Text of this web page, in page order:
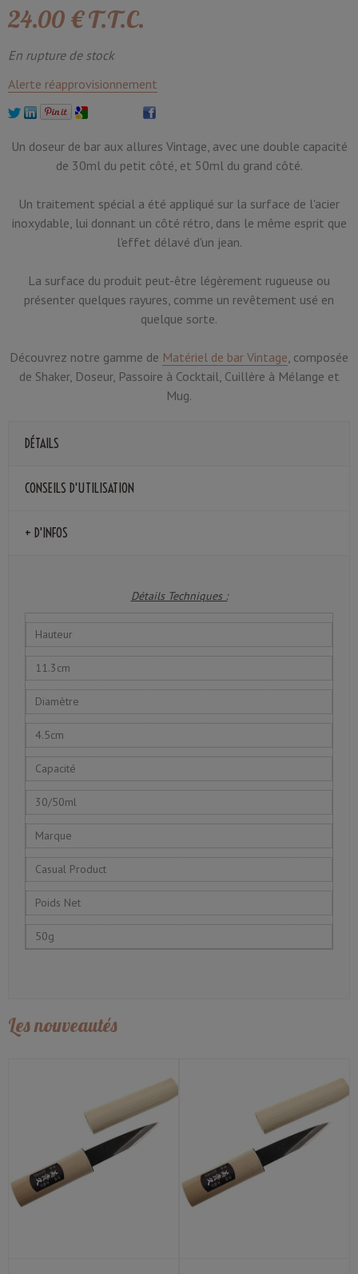
24.00 €T.T.C.
En rupture de stock
Alerte réapprovisionnement
Un doseur de bar aux allures Vintage, avec une double capacité
de 30ml du petit côté, et 50ml du grand côté.
Un traitement spécial a été appliqué sur la surface de l'acier
inoxydable, lui donnant un côté rétro, dans le même esprit que
l'effet délavé d'un jean.
La surface du produit peut-être légèrement rugueuse ou
présenter quelques rayures, comme un revêtement usé en
quelque sorte.
Découvrez notre gamme de Matériel de bar Vintage , composée
de Shaker, Doseur, Passoire à Cocktail, Cuillère à Mélange et
Mug.
DÉTAILS
CONSEILS D'UTILISATION
+ D'INFOS
Détails Techniques :
Hauteur
11.3cm
Diamètre
4.5cm
Capacité
30/50ml
Marque
Casual Product
Poids Net
50g
Les nouveautés